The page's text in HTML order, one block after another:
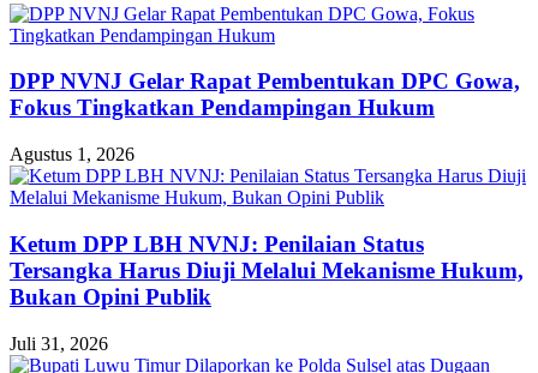
DPP NVNJ Gelar Rapat Pembentukan DPC Gowa,
Fokus Tingkatkan Pendampingan Hukum
Agustus 1, 2026
Ketum DPP LBH NVNJ: Penilaian Status
Tersangka Harus Diuji Melalui Mekanisme Hukum,
Bukan Opini Publik
Juli 31, 2026